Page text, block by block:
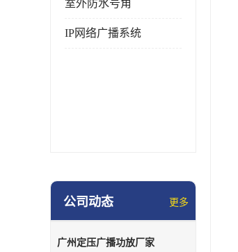
室外防水号角
IP网络广播系统
公司动态 更多
广州定压广播功放厂家